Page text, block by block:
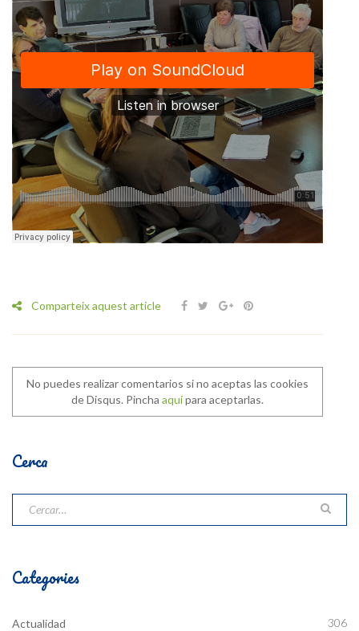
Comparteix aquest article
No puedes realizar comentarios si no aceptas las cookies
de Disqus. Pincha aquípara aceptarlas.
Cerca
Categories
Actualidad 306